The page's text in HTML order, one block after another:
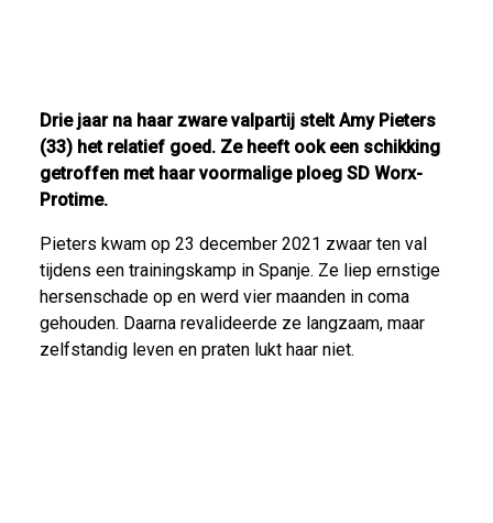
Drie jaar na haar zware valpartij stelt Amy Pieters
(33) het relatief goed. Ze heeft ook een schikking
getroffen met haar voormalige ploeg SD Worx-
Protime.
Pieters kwam op 23 december 2021 zwaar ten val
tijdens een trainingskamp in Spanje. Ze liep ernstige
hersenschade op en werd vier maanden in coma
gehouden. Daarna revalideerde ze langzaam, maar
zelfstandig leven en praten lukt haar niet.